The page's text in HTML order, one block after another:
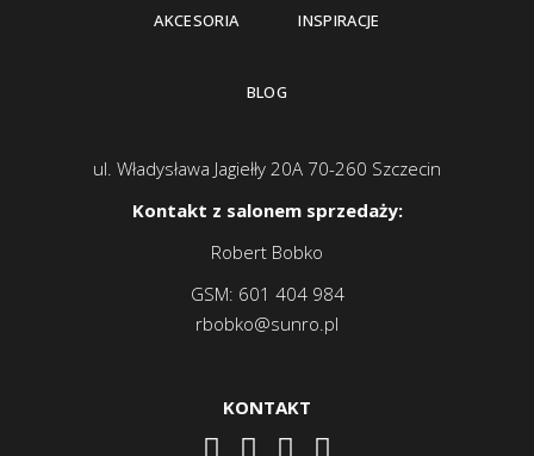
AKCESORIA INSPIRACJE
BLOG
ul. Władysława Jagiełły 20A 70-260 Szczecin
Kontakt z salonem sprzedaży:
Robert Bobko
GSM: 601 404 984
rbobko@sunro.pl
KONTAKT